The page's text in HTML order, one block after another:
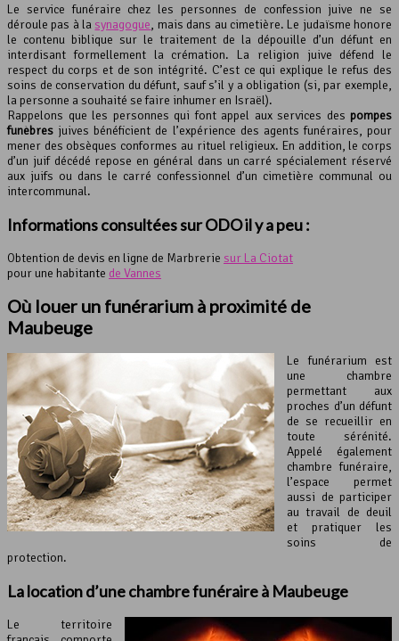
Le service funéraire chez les personnes de confession juive ne se
déroule pas à la synagogue, mais dans au cimetière. Le judaïsme honore
le contenu biblique sur le traitement de la dépouille d’un défunt en
interdisant formellement la crémation. La religion juive défend le
respect du corps et de son intégrité. C’est ce qui explique le refus des
soins de conservation du défunt, sauf s’il y a obligation (si, par exemple,
la personne a souhaité se faire inhumer en Israël).
Rappelons que les personnes qui font appel aux services des pompes
funèbres juives bénéficient de l’expérience des agents funéraires, pour
mener des obsèques conformes au rituel religieux. En addition, le corps
d’un juif décédé repose en général dans un carré spécialement réservé
aux juifs ou dans le carré confessionnel d’un cimetière communal ou
intercommunal.
Informations consultées sur ODO il y a peu :
Obtention de devis en ligne de Marbrerie sur La Ciotat
pour une habitante de Vannes
Où louer un funérarium à proximité de
Maubeuge
Le funérarium est
une chambre
permettant aux
proches d’un défunt
de se recueillir en
toute sérénité.
Appelé également
chambre funéraire,
l’espace permet
aussi de participer
au travail de deuil
et pratiquer les
soins de
protection.
La location d’une chambre funéraire à Maubeuge
Le territoire